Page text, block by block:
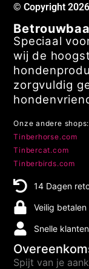
© Copyright
Speciaal
wij de
zorgvuldig
Onze andere shops:
Tinberhorse.com
Tinbercat.com
Tinberbirds.com
14 Dagen
Veilig betalen
Snelle
Spijt van je